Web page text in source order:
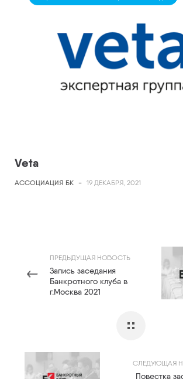
Veta
АССОЦИАЦИЯ БК - 19 ДЕКАБРЯ, 2021
ПРЕДЫДУЩАЯ НОВОСТЬ
Запись заседания
Банкротного клуба в
г.Москва 2021
СЛЕДУЮЩАЯ
Повестка